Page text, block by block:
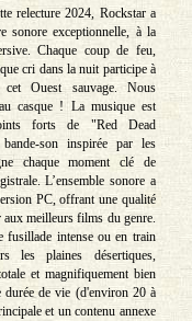
relecture 2024, Rockstar a
sonore exceptionnelle, à la
Chaque coup de feu,
cri dans la nuit participe à
Ouest sauvage. Nous
casque ! La musique est
forts de "Red Dead
son inspirée par les
chaque moment clé de
L’ensemble sonore a
PC, offrant une qualité
aux meilleurs films du genre.
fusillade intense ou en train
les plaines désertiques,
et magnifiquement bien
durée de vie (d'environ 20 à
et un contenu annexe